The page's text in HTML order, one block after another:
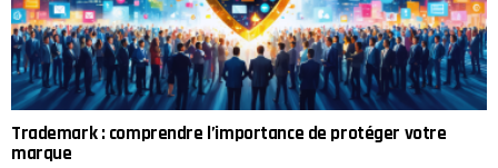
Trademark : comprendre l’importance de protéger votre
marque